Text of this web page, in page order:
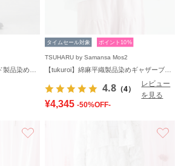
タイムセール対象 ポイント10%
TSUHARU by Samansa Mos2
4.8 （4）
レビュー
を見る
¥4,345 -50%OFF-